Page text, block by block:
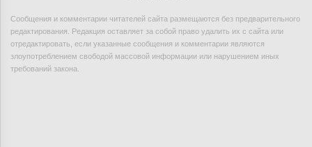
Сообщения и комментарии читателей сайта размещаются без предварительного
редактирования. Редакция оставляет за собой право удалить их с сайта или
отредактировать, если указанные сообщения и комментарии являются
злоупотреблением свободой массовой информации или нарушением иных
требований закона.